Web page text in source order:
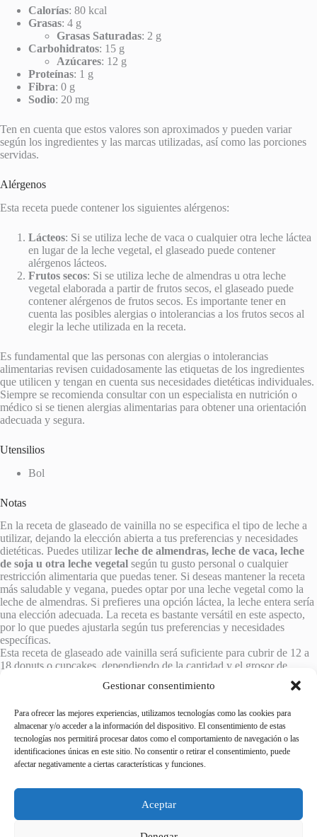
Gestionar consentimiento
Para ofrecer las mejores experiencias, utilizamos tecnologías como las cookies para
almacenar y/o acceder a la información del dispositivo. El consentimiento de estas
tecnologías nos permitirá procesar datos como el comportamiento de navegación o las
identificaciones únicas en este sitio. No consentir o retirar el consentimiento, puede
afectar negativamente a ciertas características y funciones.
Aceptar
Calorías: 80 kcal
Grasas: 4 g
Grasas Saturadas: 2 g
Carbohidratos: 15 g
Azúcares: 12 g
Proteínas: 1 g
Fibra: 0 g
Sodio: 20 mg
Ten en cuenta que estos valores son aproximados y pueden variar
según los ingredientes y las marcas utilizadas, así como las porciones
servidas.
Alérgenos
Esta receta puede contener los siguientes alérgenos:
Lácteos: Si se utiliza leche de vaca o cualquier otra leche láctea
en lugar de la leche vegetal, el glaseado puede contener
alérgenos lácteos.
Frutos secos: Si se utiliza leche de almendras u otra leche
vegetal elaborada a partir de frutos secos, el glaseado puede
contener alérgenos de frutos secos. Es importante tener en
cuenta las posibles alergias o intolerancias a los frutos secos al
elegir la leche utilizada en la receta.
Es fundamental que las personas con alergias o intolerancias
alimentarias revisen cuidadosamente las etiquetas de los ingredientes
que utilicen y tengan en cuenta sus necesidades dietéticas individuales.
Siempre se recomienda consultar con un especialista en nutrición o
médico si se tienen alergias alimentarias para obtener una orientación
adecuada y segura.
Utensilios
Bol
Notas
En la receta de glaseado de vainilla no se especifica el tipo de leche a
utilizar, dejando la elección abierta a tus preferencias y necesidades
dietéticas. Puedes utilizar leche de almendras, leche de vaca, leche
de soja u otra leche vegetal según tu gusto personal o cualquier
restricción alimentaria que puedas tener. Si deseas mantener la receta
más saludable y vegana, puedes optar por una leche vegetal como la
leche de almendras. Si prefieres una opción láctea, la leche entera sería
una elección adecuada. La receta es bastante versátil en este aspecto,
por lo que puedes ajustarla según tus preferencias y necesidades
específicas.
Esta receta de glaseado ade vainilla será suficiente para cubrir de 12 a
18 donuts o cupcakes, dependiendo de la cantidad y el grosor de
Es ideal para cubrir nuestrosDonuts Integrales con Avena
y nuestras